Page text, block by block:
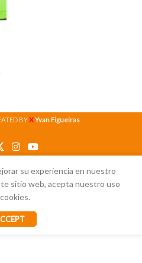
BYXYvan Figueiras
su experiencia en nuestro
sitio web, acepta nuestro uso